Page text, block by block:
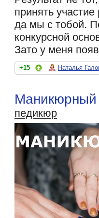
принять
да мы с тобой.
конкурсной
Зато у меня
+15 Наталья
педикюр